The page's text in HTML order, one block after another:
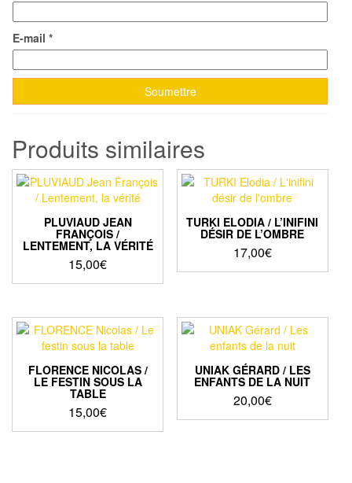
E-mail *
Produits similaires
PLUVIAUD JEAN
FRANÇOIS /
LENTEMENT, LA VÉRITÉ
15,00€
TURKI ELODIA / L’INIFINI
DÉSIR DE L’OMBRE
17,00€
FLORENCE NICOLAS /
LE FESTIN SOUS LA
TABLE
15,00€
UNIAK GÉRARD / LES
ENFANTS DE LA NUIT
20,00€